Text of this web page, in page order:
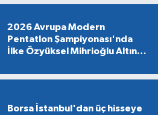
2026 Avrupa Modern
Pentatlon Şampiyonası'nda
İlke Özyüksel Mihrioğlu Altın
Borsa İstanbul'dan üç hisseye